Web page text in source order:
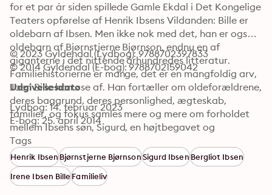
for et par år siden spillede Gamle Ekdal i Det Kongelige
Teaters opførelse af Henrik Ibsens Vildanden: Bille er
oldebarn af Ibsen. Men ikke nok med det, han er også
oldebarn af Bjørnstjerne Bjørnson, endnu en af
giganterne i det nittende århundredes litteratur.
Familiehistorierne er mange, det er en mangfoldig arv,
Joen Bille kan øse af. Han fortæller om oldeforældrene,
deres baggrund, deres personlighed, ægteskab,
familier, og fokus samles mere og mere om forholdet
mellem Ibsens søn, Sigurd, en højtbegavet og
kompliceret mand, der fik en karriere som politiker, og
Bjørnsons datter Bergliot, der var koncertsangerinde.
De blev gift, og deres ægteskab resulterede bl.a. i
datteren Irene, der var dramatiker og blev gift med
© 2023 Gyldendal (Lydbog): 9788702397833
© 2014 Gyldendal (E-bog): 9788702159042
Udgivelsesdato
Lydbog: 14. februar 2023
E-bog: 25. april 2014
Tags
Henrik IbsenBjørnstjerne BjørnsonSigurd IbsenBergliot Ibsen
Irene Ibsen BilleFamilieliv